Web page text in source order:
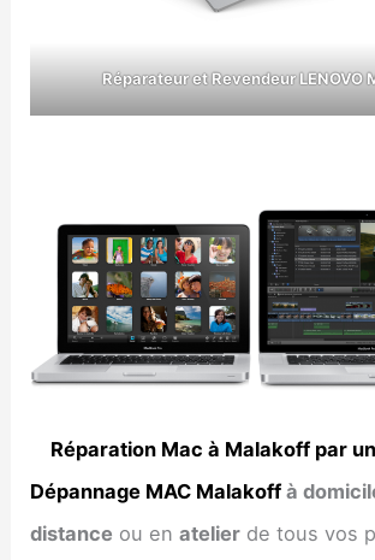
Réparateur et Revendeur LENOVO
Réparation Mac à Malakoff par
Dépannage MAC Malakoff à
distance ou enatelier de tous vos